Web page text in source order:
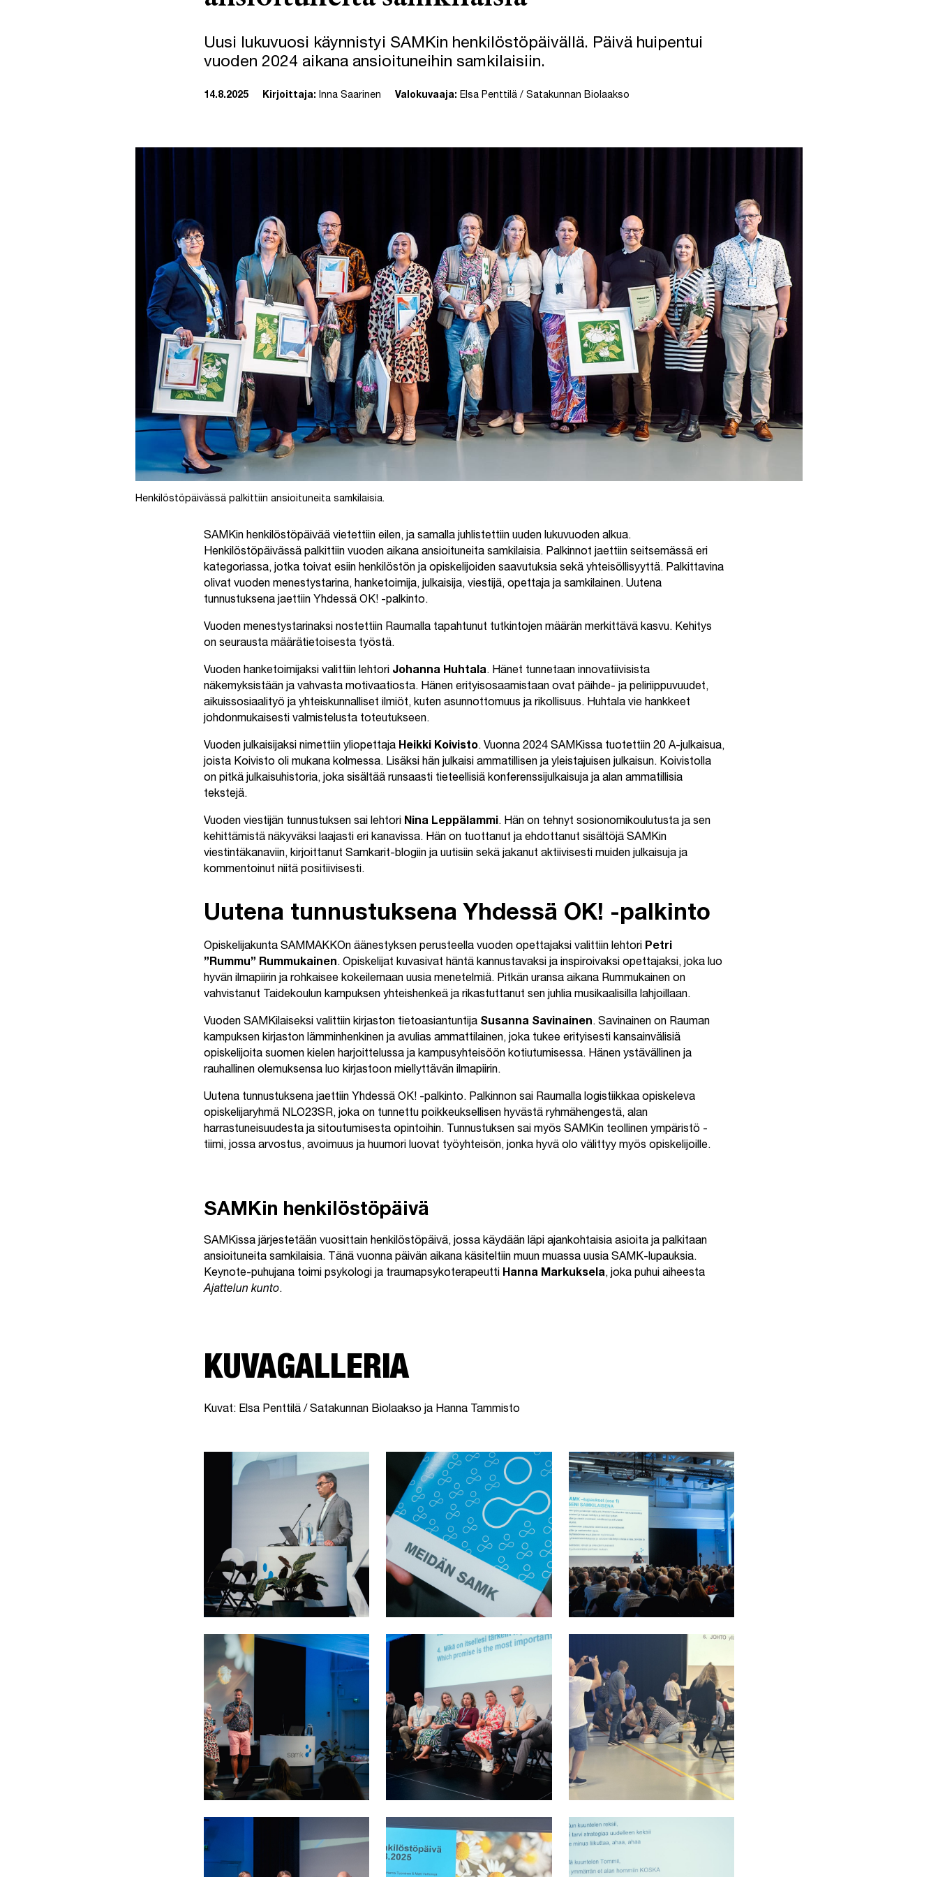
Uusi lukuvuosi käynnistyi SAMKin henkilöstöpäivällä. Päivä huipentui
vuoden 2024 aikana ansioituneihin samkilaisiin.
14.8.2025 Kirjoittaja: Inna Saarinen Valokuvaaja: Elsa Penttilä / Satakunnan Biolaakso
Henkilöstöpäivässä palkittiin ansioituneita samkilaisia.
SAMKin henkilöstöpäivää vietettiin eilen, ja samalla juhlistettiin uuden lukuvuoden alkua.
Henkilöstöpäivässä palkittiin vuoden aikana ansioituneita samkilaisia. Palkinnot jaettiin seitsemässä eri
kategoriassa, jotka toivat esiin henkilöstön ja opiskelijoiden saavutuksia sekä yhteisöllisyyttä. Palkittavina
olivat vuoden menestystarina, hanketoimija, julkaisija, viestijä, opettaja ja samkilainen. Uutena
tunnustuksena jaettiin Yhdessä OK! -palkinto.
Vuoden menestystarinaksi nostettiin Raumalla tapahtunut tutkintojen määrän merkittävä kasvu. Kehitys
on seurausta määrätietoisesta työstä.
Vuoden hanketoimijaksi valittiin lehtori Johanna Huhtala. Hänet tunnetaan innovatiivisista
näkemyksistään ja vahvasta motivaatiosta. Hänen erityisosaamistaan ovat päihde- ja peliriippuvuudet,
aikuissosiaalityö ja yhteiskunnalliset ilmiöt, kuten asunnottomuus ja rikollisuus. Huhtala vie hankkeet
johdonmukaisesti valmistelusta toteutukseen.
Vuoden julkaisijaksi nimettiin yliopettaja Heikki Koivisto. Vuonna 2024 SAMKissa tuotettiin 20 A-julkaisua,
joista Koivisto oli mukana kolmessa. Lisäksi hän julkaisi ammatillisen ja yleistajuisen julkaisun. Koivistolla
on pitkä julkaisuhistoria, joka sisältää runsaasti tieteellisiä konferenssijulkaisuja ja alan ammatillisia
tekstejä.
Vuoden viestijän tunnustuksen sai lehtori Nina Leppälammi. Hän on tehnyt sosionomikoulutusta ja sen
kehittämistä näkyväksi laajasti eri kanavissa. Hän on tuottanut ja ehdottanut sisältöjä SAMKin
viestintäkanaviin, kirjoittanut Samkarit-blogiin ja uutisiin sekä jakanut aktiivisesti muiden julkaisuja ja
kommentoinut niitä positiivisesti.
Uutena tunnustuksena Yhdessä OK! -palkinto
Opiskelijakunta SAMMAKKOn äänestyksen perusteella vuoden opettajaksi valittiin lehtori Petri
”Rummu” Rummukainen. Opiskelijat kuvasivat häntä kannustavaksi ja inspiroivaksi opettajaksi, joka luo
hyvän ilmapiirin ja rohkaisee kokeilemaan uusia menetelmiä. Pitkän uransa aikana Rummukainen on
vahvistanut Taidekoulun kampuksen yhteishenkeä ja rikastuttanut sen juhlia musikaalisilla lahjoillaan.
Vuoden SAMKilaiseksi valittiin kirjaston tietoasiantuntija Susanna Savinainen. Savinainen on Rauman
kampuksen kirjaston lämminhenkinen ja avulias ammattilainen, joka tukee erityisesti kansainvälisiä
opiskelijoita suomen kielen harjoittelussa ja kampusyhteisöön kotiutumisessa. Hänen ystävällinen ja
rauhallinen olemuksensa luo kirjastoon miellyttävän ilmapiirin.
Uutena tunnustuksena jaettiin Yhdessä OK! -palkinto. Palkinnon sai Raumalla logistiikkaa opiskeleva
opiskelijaryhmä NLO23SR, joka on tunnettu poikkeuksellisen hyvästä ryhmähengestä, alan
harrastuneisuudesta ja sitoutumisesta opintoihin. Tunnustuksen sai myös SAMKin teollinen ympäristö -
tiimi, jossa arvostus, avoimuus ja huumori luovat työyhteisön, jonka hyvä olo välittyy myös opiskelijoille.
SAMKin henkilöstöpäivä
SAMKissa järjestetään vuosittain henkilöstöpäivä, jossa käydään läpi ajankohtaisia asioita ja palkitaan
ansioituneita samkilaisia. Tänä vuonna päivän aikana käsiteltiin muun muassa uusia SAMK-lupauksia.
Keynote-puhujana toimi psykologi ja traumapsykoterapeutti Hanna Markuksela, joka puhui aiheesta
Ajattelun kunto.
KUVAGALLERIA
Kuvat: Elsa Penttilä / Satakunnan Biolaakso ja Hanna Tammisto